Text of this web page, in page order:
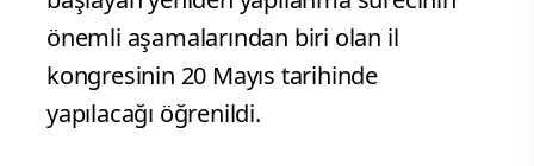
önemli aşamalarından biri olan il
kongresinin 20 Mayıs tarihinde
yapılacağı öğrenildi.